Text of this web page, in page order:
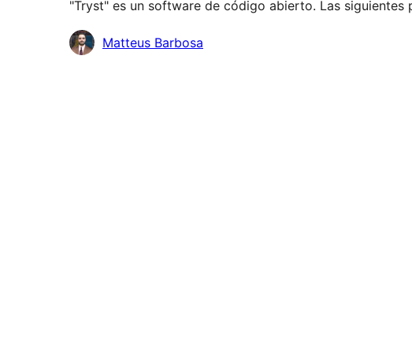
"Tryst" es un software de código abierto. Las siguientes
Colaboradores
Matteus Barbosa